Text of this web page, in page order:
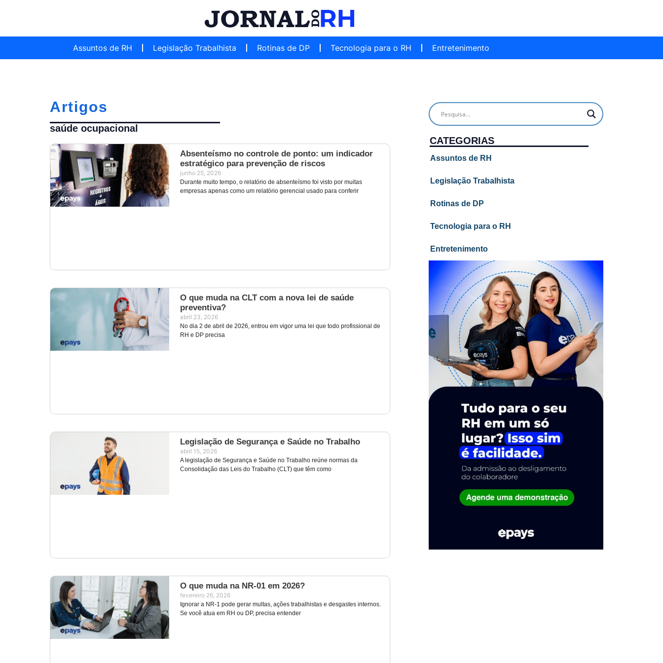
Assuntos de RH Legislação Trabalhista Rotinas de DP Tecnologia para o RH Entretenimento
Artigos
saúde ocupacional
Absenteísmo no controle de ponto: um indicador
estratégico para prevenção de riscos
junho 25, 2026
Durante muito tempo, o relatório de absenteísmo foi visto por muitas
empresas apenas como um relatório gerencial usado para conferir
O que muda na CLT com a nova lei de saúde
preventiva?
abril 23, 2026
No dia 2 de abril de 2026, entrou em vigor uma lei que todo profissional de
RH e DP precisa
Legislação de Segurança e Saúde no Trabalho
abril 15, 2026
A legislação de Segurança e Saúde no Trabalho reúne normas da
Consolidação das Leis do Trabalho (CLT) que têm como
O que muda na NR-01 em 2026?
fevereiro 26, 2026
Ignorar a NR-1 pode gerar multas, ações trabalhistas e desgastes internos.
Se você atua em RH ou DP, precisa entender
CATEGORIAS
Assuntos de RH
Legislação Trabalhista
Rotinas de DP
Tecnologia para o RH
Entretenimento